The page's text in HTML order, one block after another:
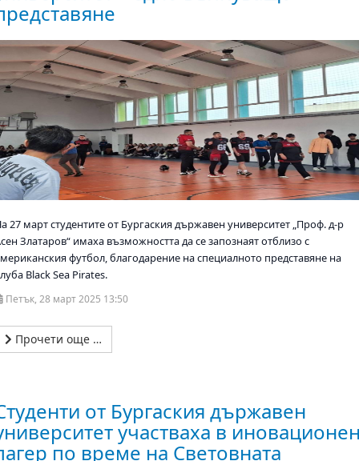
27 март студентите от Бургаския държавен университет „Проф. д-р
Златаров“ имаха възможността да се запознаят отблизо с
футбол, благодарение на специалното представяне на
Black Sea Pirates.
Петък, 28 март 2025 13:50
Прочети още …
от Бургаския държавен
участваха в
по време на Световната